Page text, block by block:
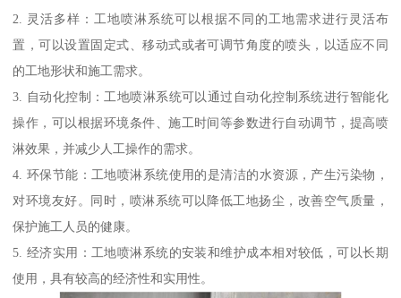
2. 灵活多样：工地喷淋系统可以根据不同的工地需求进行灵活布
置，可以设置固定式、移动式或者可调节角度的喷头，以适应不同
的工地形状和施工需求。
3. 自动化控制：工地喷淋系统可以通过自动化控制系统进行智能化
操作，可以根据环境条件、施工时间等参数进行自动调节，提高喷
淋效果，并减少人工操作的需求。
4. 环保节能：工地喷淋系统使用的是清洁的水资源，产生污染物，
对环境友好。同时，喷淋系统可以降低工地扬尘，改善空气质量，
保护施工人员的健康。
5. 经济实用：工地喷淋系统的安装和维护成本相对较低，可以长期
使用，具有较高的经济性和实用性。